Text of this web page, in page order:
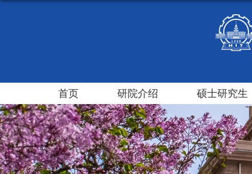
首页 研院介绍 硕士研究生